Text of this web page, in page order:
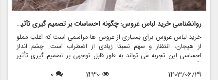
روانشناسی خرید لباس عروس: چگونه احساسات بر تصمیم گیری تأثیر می گذارد
خرید لباس عروس برای بسیاری از عروس ها مراسمی است که اغلب مملو
از هیجان، انتظار و سهم نسبتاً زیادی از اضطراب است. چشم انداز
احساسی این تجربه می تواند به طور قابل توجهی بر تصمیم گیری تأثیر
بگذارد و منجر به انتخاب هایی شود که نه تنها سبک شخصی بلکه عوامل
روانی عمیق تری را نیز منعکس می کند. در این مقاله، روانشناسی خرید
1403/06/29
1430
0